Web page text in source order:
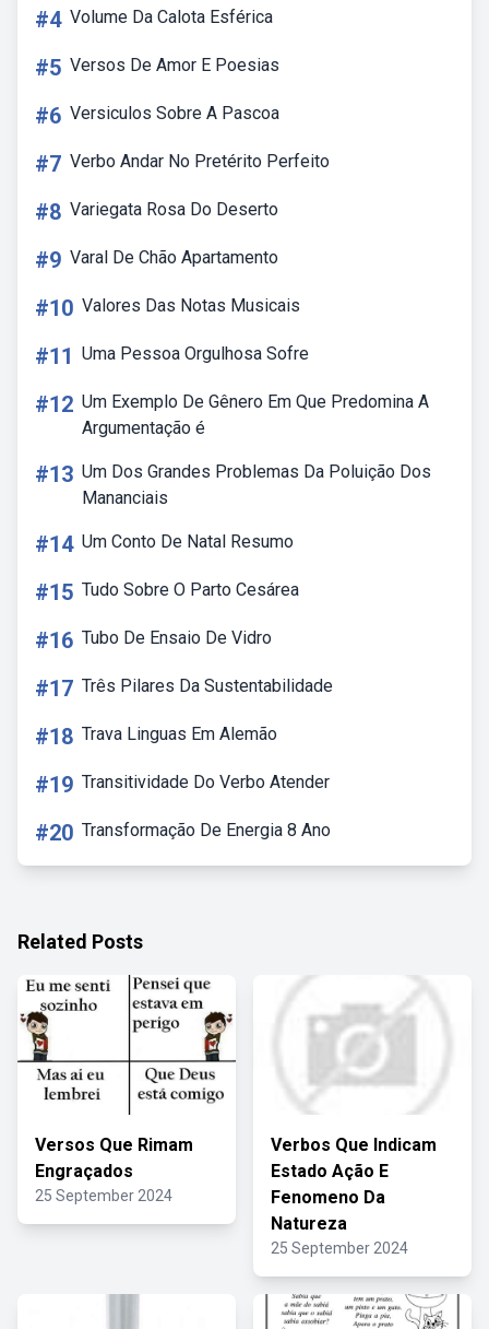
#4 Volume Da Calota Esférica
#5 Versos De Amor E Poesias
#6 Versiculos Sobre A Pascoa
#7 Verbo Andar No Pretérito Perfeito
#8 Variegata Rosa Do Deserto
#9 Varal De Chão Apartamento
#10 Valores Das Notas Musicais
#11 Uma Pessoa Orgulhosa Sofre
#12 Um Exemplo De Gênero Em Que Predomina A
Argumentação é
#13 Um Dos Grandes Problemas Da Poluição Dos
Mananciais
#14 Um Conto De Natal Resumo
#15 Tudo Sobre O Parto Cesárea
#16 Tubo De Ensaio De Vidro
#17 Três Pilares Da Sustentabilidade
#18 Trava Linguas Em Alemão
#19 Transitividade Do Verbo Atender
#20 Transformação De Energia 8 Ano
Related Posts
Versos Que Rimam
Engraçados
25 September 2024
Verbos Que Indicam
Estado Ação E
Fenomeno Da
Natureza
25 September 2024